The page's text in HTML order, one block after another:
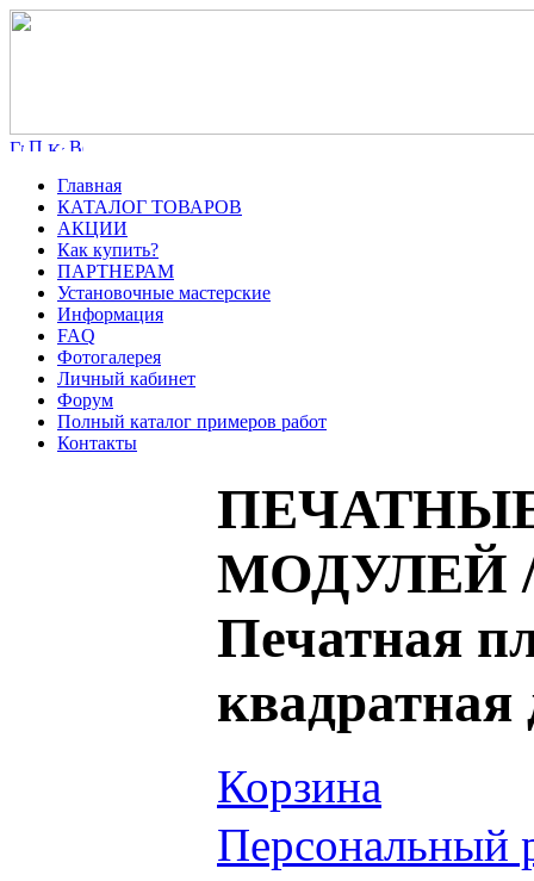
Главная
КАТАЛОГ ТОВАРОВ
АКЦИИ
Как купить?
ПАРТНЕРАМ
Установочные мастерские
Информация
FAQ
Фотогалерея
Личный кабинет
Форум
Полный каталог примеров работ
Контакты
МОДУЛЕЙ /
Печатная
квадратная
Корзина
Персональный